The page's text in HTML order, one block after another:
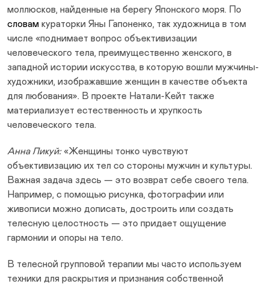
моллюсков, найденные на берегу Японского моря. По
словам кураторки Яны Гапоненко, так художница в том
числе «поднимает вопрос объективизации
человеческого тела, преимущественно женского, в
западной истории искусства, в которую вошли мужчины-
художники, изображавшие женщин в качестве объекта
для любования». В проекте Натали-Кейт также
материализует естественность и хрупкость
человеческого тела.
Анна Ликуй:«Женщины тонко чувствуют
объективизацию их тел со стороны мужчин и культуры.
Важная задача здесь — это возврат себе своего тела.
Например, с помощью рисунка, фотографии или
живописи можно дописать, достроить или создать
телесную целостность — это придает ощущение
гармонии и опоры на тело.
В телесной групповой терапии мы часто используем
техники для раскрытия и признания собственной